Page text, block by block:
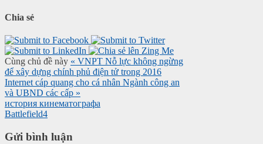
Chia sẻ
Cùng chủ đề này « VNPT Nỗ lực không ngừng
để xây dựng chính phủ điện tử trong 2016
Internet cáp quang cho cá nhân Ngành công an
và UBND các cấp »
история кинематографа
Battlefield4
Gửi bình luận